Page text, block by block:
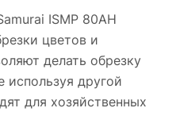
ISMP 80AH
цветов и
делать обрезку
используя другой
для хозяйственных